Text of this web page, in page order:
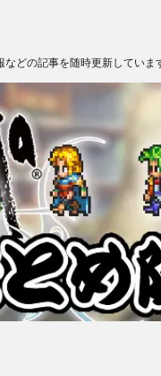
どの記事を随時更新していま